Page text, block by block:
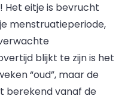
Het eitje is bevrucht
menstruatieperiode,
blijkt te zijn is het
“oud”, maar de
berekend vanaf de